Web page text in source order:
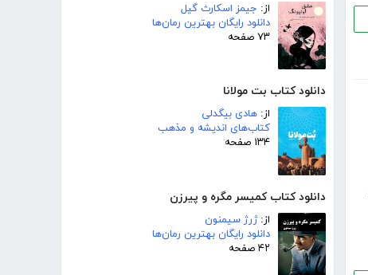
از: جیمز اسکارث گیل
دانلود رایگان بهترین رمان‌ها
۷۳ صفحه
دانلود کتاب بت مولانا
از: هادی بیگدلی
کتاب‌های اندیشه و مذهب
۱۳۴ صفحه
دانلود کتاب کمیسر مگره و پیرزن
از:ژرژ سیمنون
دانلود رایگان بهترین رمان‌ها
۴۲ صفحه